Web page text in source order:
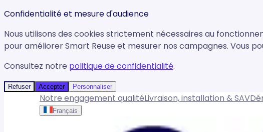
Confidentialité et mesure d'audience
Nous utilisons des cookies strictement nécessaires au
pour améliorer Smart Reuse et mesurer nos campagnes. Vous
Consultez notre politique de confidentialité.
Refuser Accepter Personnaliser
Notre engagement qualitéLivraison, installation & SAV
Français